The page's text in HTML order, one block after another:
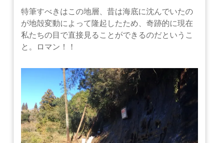
特筆すべきはこの地層、昔は海底に沈んでいたの
が地殻変動によって隆起したため、奇跡的に現在
私たちの目で直接見ることができるのだというこ
と。ロマン！！